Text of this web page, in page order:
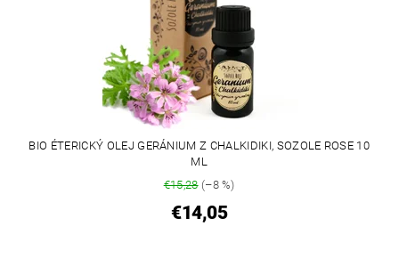
BIO ÉTERICKÝ OLEJ GERÁNIUM Z CHALKIDIKI, SOZOLE ROSE 10
ML
€15,28(–8 %)
€14,05